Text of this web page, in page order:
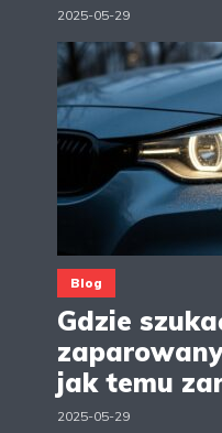
2025-05-29
Blog
Gdzie
jak temu
2025-05-29